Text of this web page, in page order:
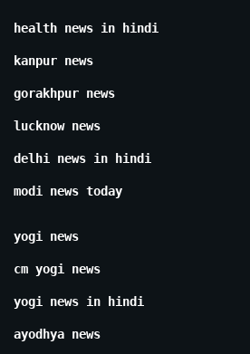
health news in hindi
kanpur news
gorakhpur news
lucknow news
delhi news in hindi
modi news today
yogi news
cm yogi news
yogi news in hindi
ayodhya news